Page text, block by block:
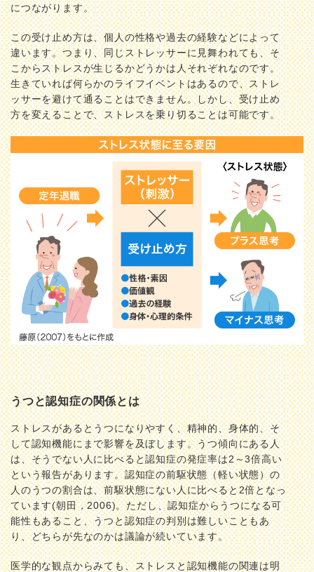
につながります。
この受け止め方は、個人の性格や過去の経験などによって
違います。つまり、同じストレッサーに見舞われても、そ
こからストレスが生じるかどうかは人それぞれなのです。
生きていれば何らかのライフイベントはあるので、ストレ
ッサーを避けて通ることはできません。しかし、受け止め
方を変えることで、ストレスを乗り切ることは可能です。
うつと認知症の関係とは
ストレスがあるとうつになりやすく、精神的、身体的、そ
して認知機能にまで影響を及ぼします。うつ傾向にある人
は、そうでない人に比べると認知症の発症率は2～3倍高い
という報告があります。認知症の前駆状態（軽い状態）の
人のうつの割合は、前駆状態にない人に比べると2倍となっ
ています(朝田，2006)。ただし、認知症からうつになる可
能性もあること、うつと認知症の判別は難しいこともあ
り、どちらが先なのかは議論が続いています。
医学的な観点からみても、ストレスと認知機能の関連は明